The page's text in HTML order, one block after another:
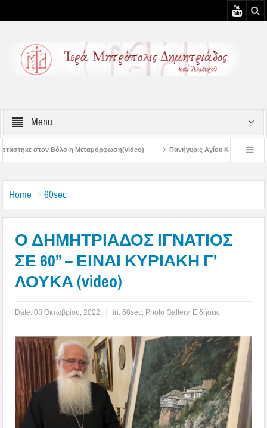
Menu
Πανήγυρις Αγίου Καλλινίκου Μητροπολίτου Εδέσσης
Home 60sec
Ο ΔΗΜΗΤΡΙΑΔΟΣ ΙΓΝΑΤΙΟΣ
ΣΕ 60’’ – ΕΙΝΑΙ ΚΥΡΙΑΚΗ Γ’
ΛΟΥΚΑ (video)
Date:08 Οκτωβρίου, 2022 in:60sec Photo Gallery, Ειδήσεις